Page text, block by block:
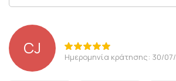
CJ Ημερομηνία κράτησης: 30/